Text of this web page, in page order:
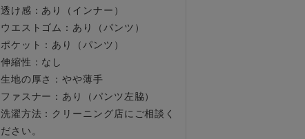
透け感：あり（インナー）
ウエストゴム：あり（パンツ）
ポケット：あり（パンツ）
伸縮性：なし
生地の厚さ：やや薄手
ファスナー：あり（パンツ左脇）
洗濯方法：クリーニング店にご相談く
ださい。